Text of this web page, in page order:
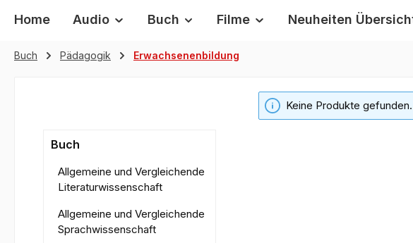
Home Audio Buch Filme Neuheiten
Buch Pädagogik Erwachsenenbildung
Buch
Allgemeine und Vergleichende
Literaturwissenschaft
Allgemeine und Vergleichende
Sprachwissenschaft
Keine Produkte gefunden.